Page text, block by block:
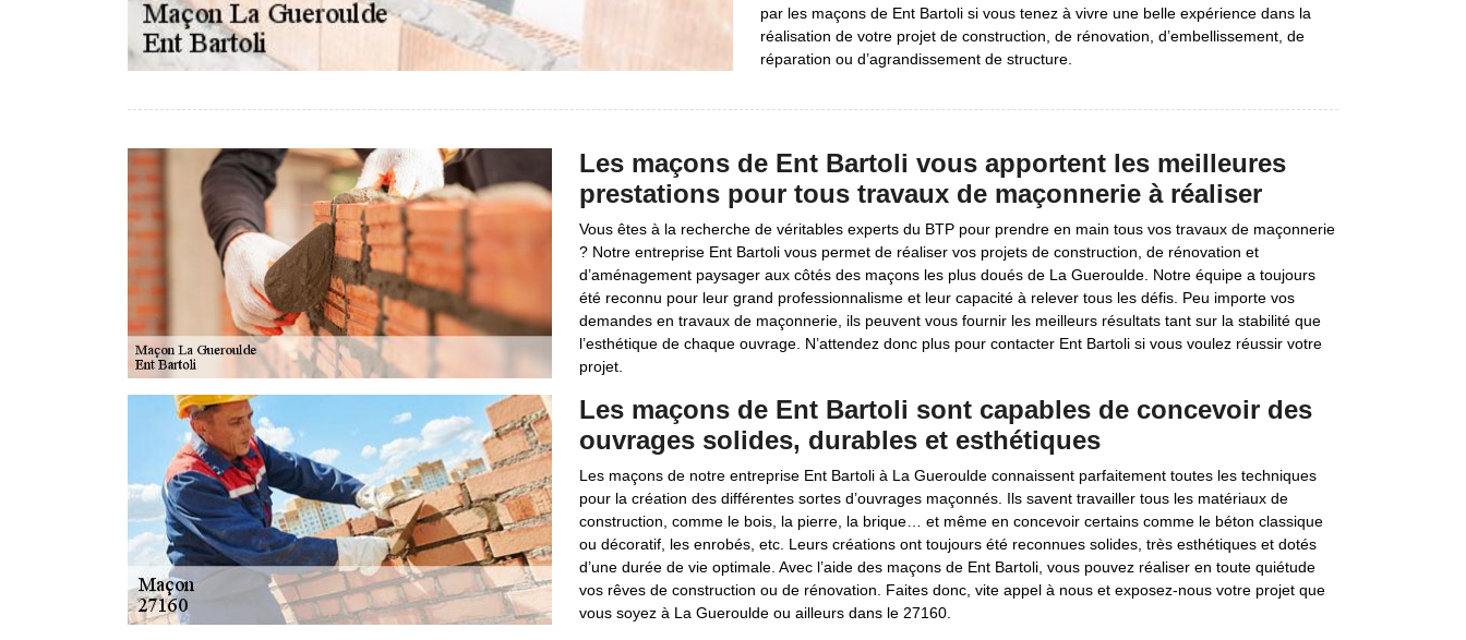
par les maçons de Ent Bartoli si vous tenez à vivre une belle expérience dans la
réalisation de votre projet de construction, de rénovation, d’embellissement, de
réparation ou d’agrandissement de structure.
Les maçons de Ent Bartoli vous apportent les meilleures
prestations pour tous travaux de maçonnerie à réaliser
Vous êtes à la recherche de véritables experts du BTP pour prendre en main tous vos travaux de maçonnerie
? Notre entreprise Ent Bartoli vous permet de réaliser vos projets de construction, de rénovation et
d’aménagement paysager aux côtés des maçons les plus doués de La Gueroulde. Notre équipe a toujours
été reconnu pour leur grand professionnalisme et leur capacité à relever tous les défis. Peu importe vos
demandes en travaux de maçonnerie, ils peuvent vous fournir les meilleurs résultats tant sur la stabilité que
l’esthétique de chaque ouvrage. N’attendez donc plus pour contacter Ent Bartoli si vous voulez réussir votre
projet.
Les maçons de Ent Bartoli sont capables de concevoir des
ouvrages solides, durables et esthétiques
Les maçons de notre entreprise Ent Bartoli à La Gueroulde connaissent parfaitement toutes les techniques
pour la création des différentes sortes d’ouvrages maçonnés. Ils savent travailler tous les matériaux de
construction, comme le bois, la pierre, la brique… et même en concevoir certains comme le béton classique
ou décoratif, les enrobés, etc. Leurs créations ont toujours été reconnues solides, très esthétiques et dotés
d’une durée de vie optimale. Avec l’aide des maçons de Ent Bartoli, vous pouvez réaliser en toute quiétude
vos rêves de construction ou de rénovation. Faites donc, vite appel à nous et exposez-nous votre projet que
vous soyez à La Gueroulde ou ailleurs dans le 27160.